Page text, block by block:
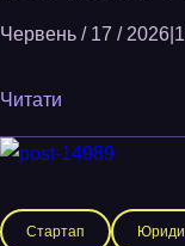
Червень / 17 / 2026
Читати
Стартап